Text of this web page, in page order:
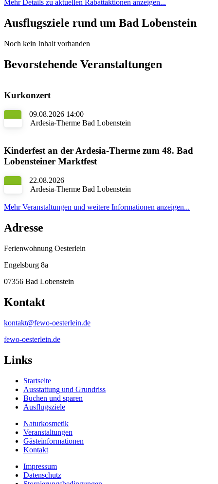
Mehr Details zu aktuellen Rabattaktionen anzeigen...
Ausflugsziele rund um Bad Lobenstein
Noch kein Inhalt vorhanden
Bevorstehende Veranstaltungen
Kurkonzert
09.08.2026 14:00
Ardesia-Therme Bad Lobenstein
Kinderfest an der Ardesia-Therme zum 48. Bad
Lobensteiner Marktfest
22.08.2026
Ardesia-Therme Bad Lobenstein
Mehr Veranstaltungen und weitere Informationen anzeigen...
Adresse
Ferienwohnung Oesterlein
Engelsburg 8a
07356 Bad Lobenstein
Kontakt
kontakt@fewo-oesterlein.de
fewo-oesterlein.de
Links
Startseite
Ausstattung und Grundriss
Buchen und sparen
Ausflugsziele
Naturkosmetik
Veranstaltungen
Gästeinformationen
Kontakt
Impressum
Datenschutz